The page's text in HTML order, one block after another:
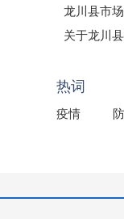
龙川县市
（龙市监
关于龙川
热词
疫情